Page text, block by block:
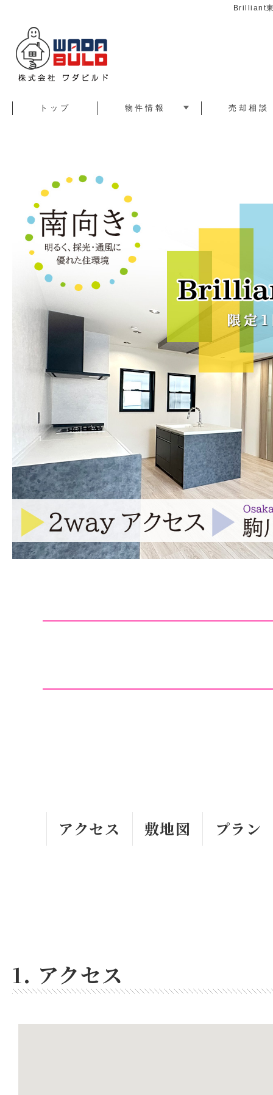
Brilliant
トップ 物件情報 売却相
アクセス 敷地図 プラン
1. アクセス